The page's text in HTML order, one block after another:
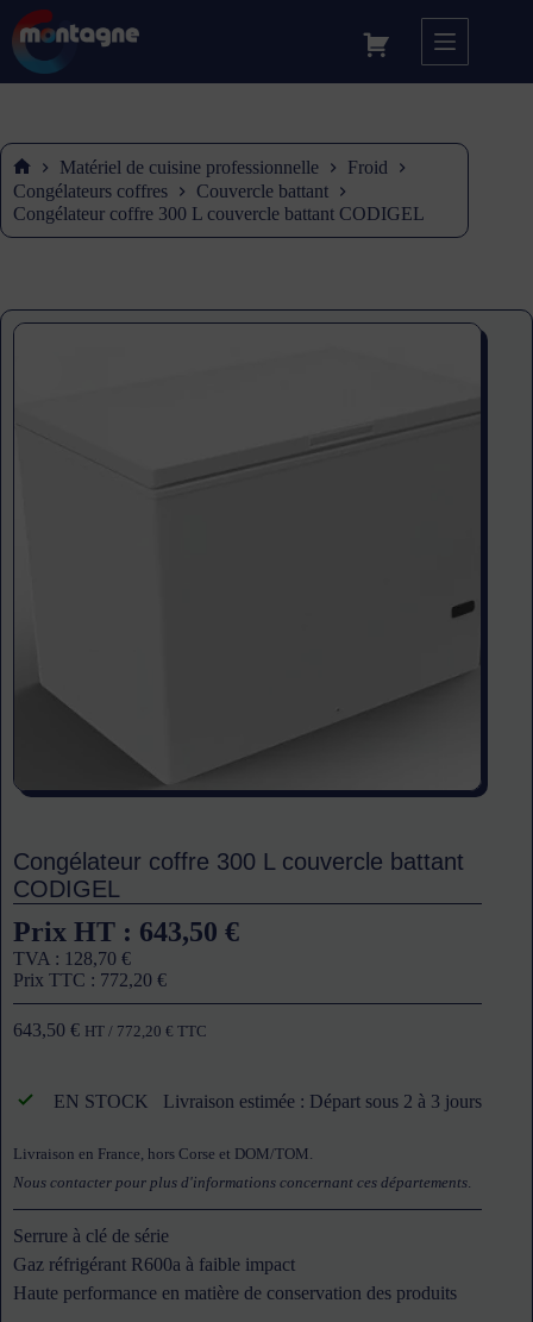
Accueil
Matériel de cuisine professionnelle
Froid
Congélateurs coffres
Couvercle battant
Congélateur coffre 300 L couvercle battant CODIGEL
Congélateur coffre 300 L couvercle battant
CODIGEL
Prix HT : 643,50 €
TVA : 128,70 €
Prix TTC : 772,20 €
643,50 € HT / 772,20 € TTC
EN STOCK Livraison estimée : Départ sous 2 à 3 jours
Livraison en France, hors Corse et DOM/TOM.
Nous contacter pour plus d'informations concernant ces départements.
Serrure à clé de série
Gaz réfrigérant R600a à faible impact
Haute performance en matière de conservation des produits